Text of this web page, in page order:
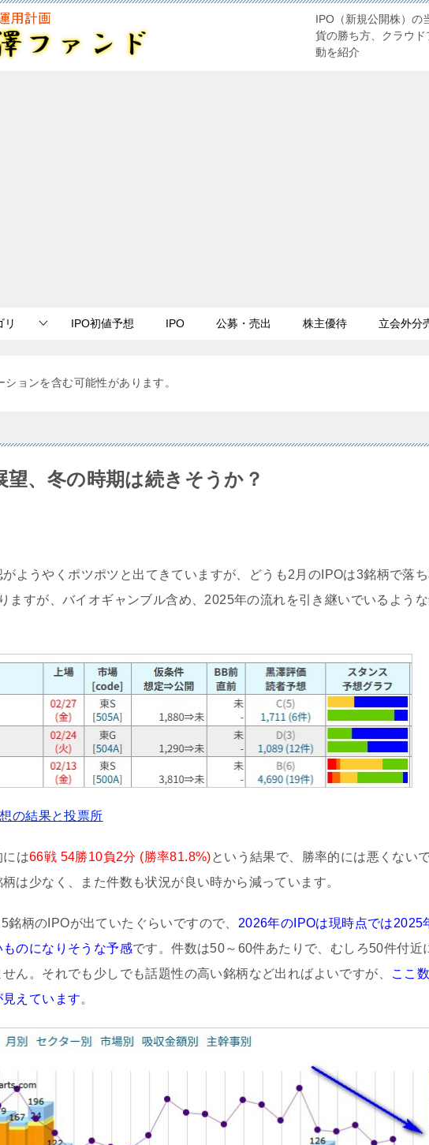
IPO（新規公開株）の
貨の勝ち方、クラウ
動を紹介
リ IPO初値予想 IPO 公募・売出 株主優待 立会外分
ョンを含む可能性があります。
望、冬の時期は続きそうか？
ようやくポツポツと出てきていますが、どうも2月のIPOは3銘柄で落ち
ますが、バイオギャンブル含め、2025年の流れを引き継いでいるよう
の結果と投票所
には66戦 54勝10負2分 (勝率81.8%)という結果で、勝率的には悪くない
は少なく、また件数も状況が良い時から減っています。
銘柄のIPOが出ていたぐらいですので、 2026年のIPOは現時点では2025
のになりそうな予感です。件数は50～60件あたりで、むしろ50件付近
ん。それでも少しでも話題性の高い銘柄など出ればよいですが、
ここ
えています。